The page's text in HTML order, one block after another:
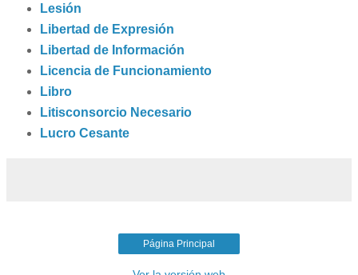
Lesión
Libertad de Expresión
Libertad de Información
Licencia de Funcionamiento
Libro
Litisconsorcio Necesario
Lucro Cesante
Página Principal